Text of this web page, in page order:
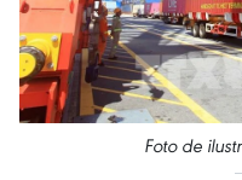
Foto de